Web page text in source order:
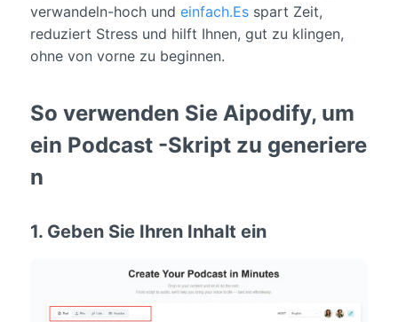
verwandeln-hoch und einfach.Esspart Zeit,
reduziert Stress und hilft Ihnen, gut zu klingen,
ohne von vorne zu beginnen.
So verwenden Sie Aipodify, um
ein Podcast -Skript zu generiere
n
1. Geben Sie Ihren Inhalt ein